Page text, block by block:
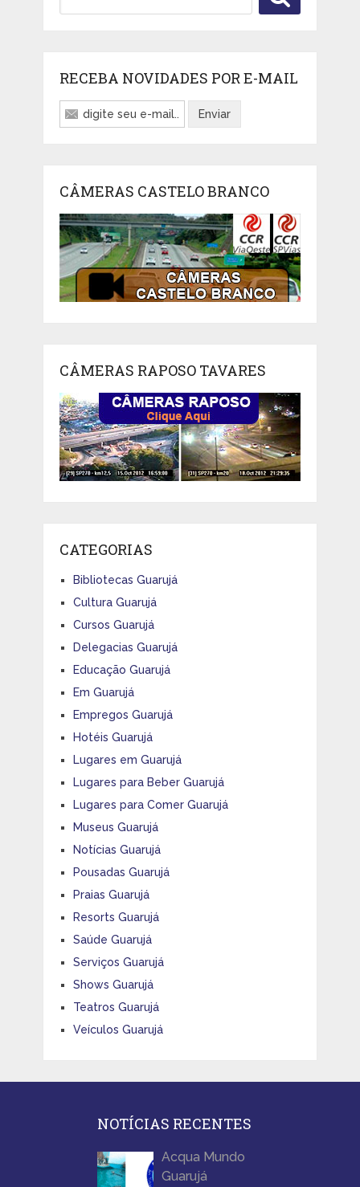
RECEBA NOVIDADES POR E-MAIL
CÂMERAS CASTELO BRANCO
CÂMERAS RAPOSO TAVARES
CATEGORIAS
Bibliotecas Guarujá
Cultura Guarujá
Cursos Guarujá
Delegacias Guarujá
Educação Guarujá
Em Guarujá
Empregos Guarujá
Hotéis Guarujá
Lugares em Guarujá
Lugares para Beber Guarujá
Lugares para Comer Guarujá
Museus Guarujá
Notícias Guarujá
Pousadas Guarujá
Praias Guarujá
Resorts Guarujá
Saúde Guarujá
Serviços Guarujá
Shows Guarujá
Teatros Guarujá
Veículos Guarujá
NOTÍCIAS RECENTES
Acqua Mundo
Guarujá